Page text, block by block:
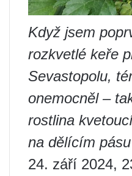
Když jsem
rozkvetlé keře
Sevastopolu,
onemocněl –
rostlina
na dělícím
24. září 2024,